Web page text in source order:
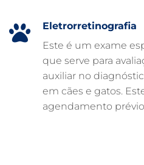
ATENDIMENTO VETERINÁRIO
Eletrorretinografia
Este é um exame
que serve para
auxiliar no
em cães e gatos.
agendamento